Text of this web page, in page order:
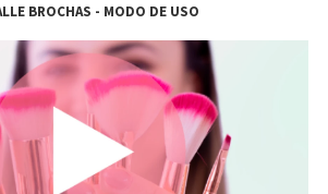
BROCHAS - MODO DE USO